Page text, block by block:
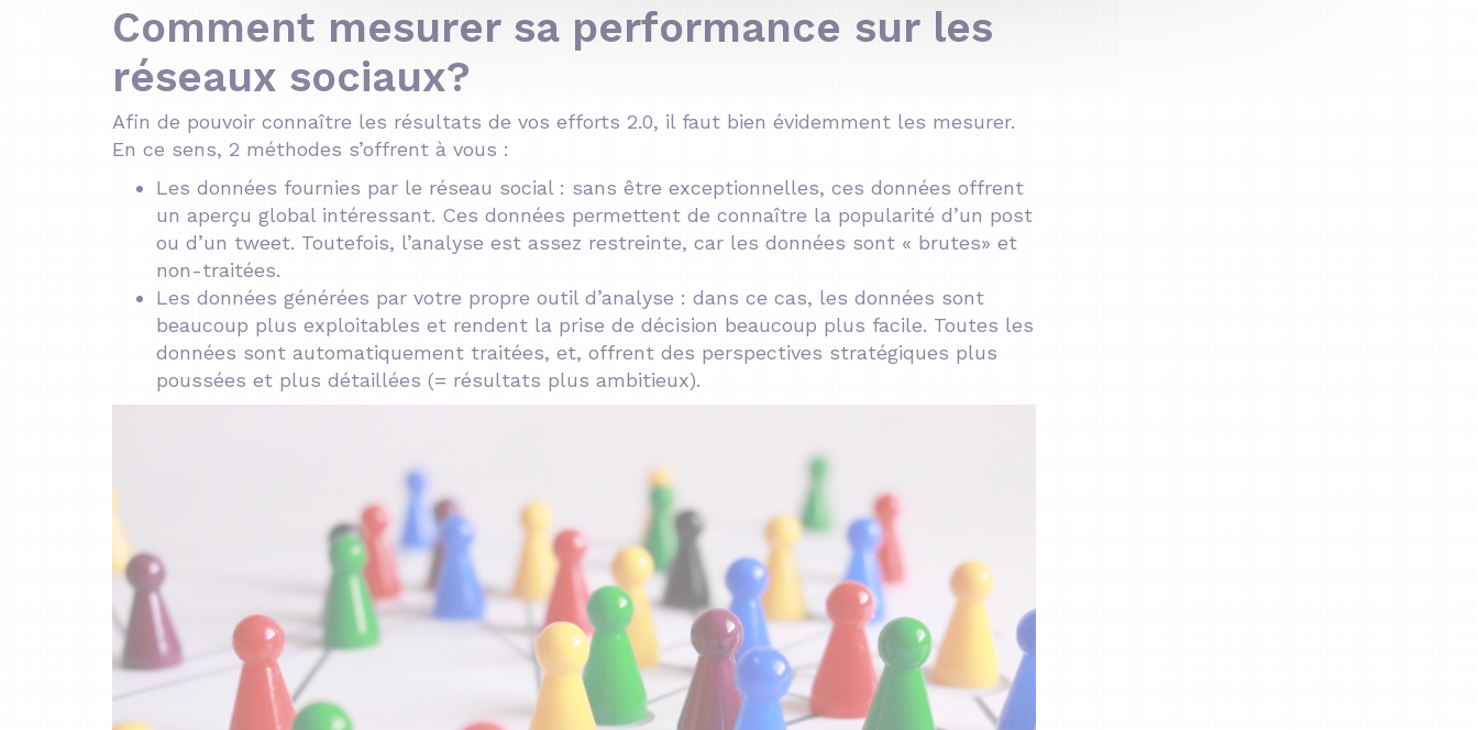
Comment mesurer sa performance sur les
réseaux sociaux?
Afin de pouvoir connaître les résultats de vos efforts 2.0, il faut bien évidemment les mesurer.
En ce sens, 2 méthodes s’offrent à vous :
Les données fournies par le réseau social : sans être exceptionnelles, ces données offrent
un aperçu global intéressant. Ces données permettent de connaître la popularité d’un post
ou d’un tweet. Toutefois, l’analyse est assez restreinte, car les données sont « brutes» et
non-traitées.
Les données générées par votre propre outil d’analyse : dans ce cas, les données sont
beaucoup plus exploitables et rendent la prise de décision beaucoup plus facile. Toutes les
données sont automatiquement traitées, et, offrent des perspectives stratégiques plus
poussées et plus détaillées (= résultats plus ambitieux).